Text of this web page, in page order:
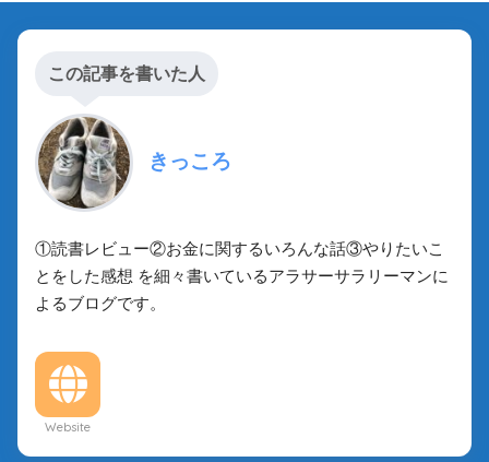
この記事を書いた人
きっころ
①読書レビュー②お金に関するいろんな話③やりたいこ
とをした感想 を細々書いているアラサーサラリーマンに
よるブログです。
Website